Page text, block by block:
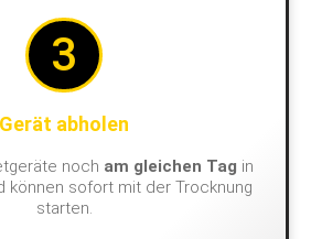
3
Gerät abholen
noch am gleichen Tag in
können sofort mit der Trocknung
starten.